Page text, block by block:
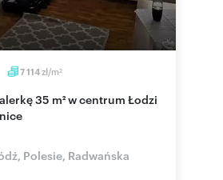
7 114zł/m2
Polesie, Radwańska